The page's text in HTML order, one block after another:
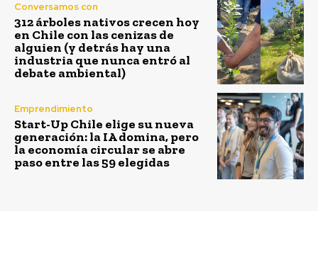
Conversamos con
312 árboles nativos crecen hoy
en Chile con las cenizas de
alguien (y detrás hay una
industria que nunca entró al
debate ambiental)
Emprendimiento
Start-Up Chile elige su nueva
generación: la IA domina, pero
la economía circular se abre
paso entre las 59 elegidas